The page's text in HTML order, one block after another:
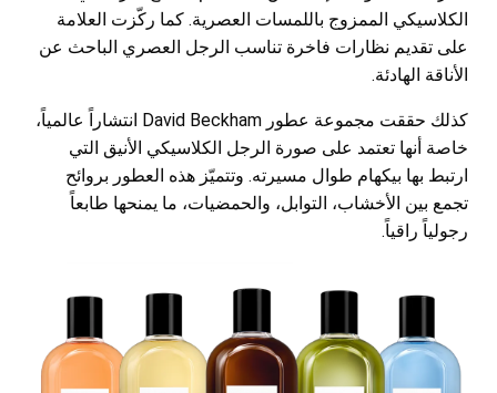
الكلاسيكي الممزوج باللمسات العصرية. كما ركّزت العلامة
على تقديم نظارات فاخرة تناسب الرجل العصري الباحث عن
الأناقة الهادئة.
كذلك حققت مجموعة عطور David Beckham انتشاراً عالمياً،
خاصة أنها تعتمد على صورة الرجل الكلاسيكي الأنيق التي
ارتبط بها بيكهام طوال مسيرته. وتتميّز هذه العطور بروائح
تجمع بين الأخشاب، التوابل، والحمضيات، ما يمنحها طابعاً
رجولياً راقياً.